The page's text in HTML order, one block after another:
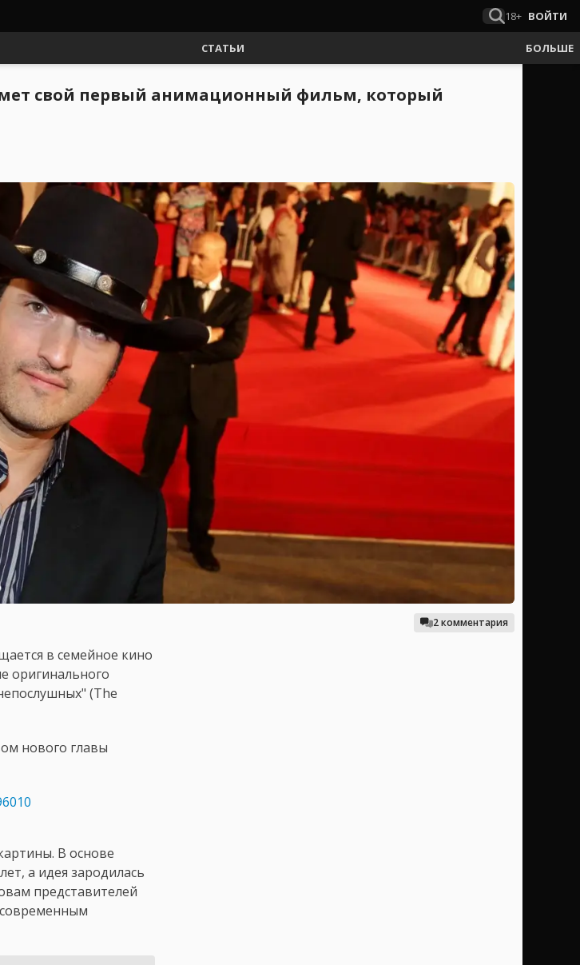
18+ ВОЙТИ
СТАТЬИ БОЛЬШЕ
свой первый анимационный фильм, который
2 комментария
в семейное кино
оригинального
(The
нового главы
В основе
а идея зародилась
представителей
современным